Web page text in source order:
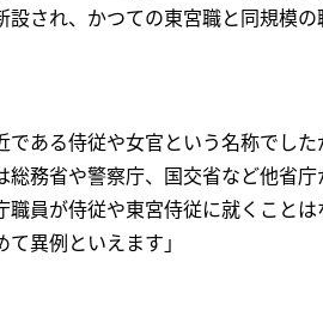
設され、かつての東宮職と同規模
である侍従や女官という名称でし
総務省や警察庁、国交省など他省
職員が侍従や東宮侍従に就くこと
異例といえます」